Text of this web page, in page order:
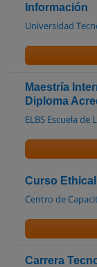
Información
Universidad
Maestría
Diploma
ELBS Escuela de
Curso
Centro de
Carrera